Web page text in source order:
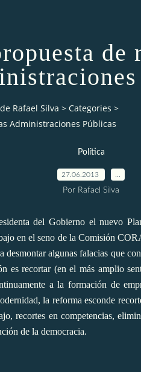
de
Rafael Silva > Categories >
Administraciones Públicas
Política
27.06.2013
Por Rafael Silva
del Gobierno el nuevo
en el seno de la Comisión
desmontar algunas falacias que
es recortar (en el más amplio
a la formación de
la reforma esconde
recortes en competencias,
de la democracia.